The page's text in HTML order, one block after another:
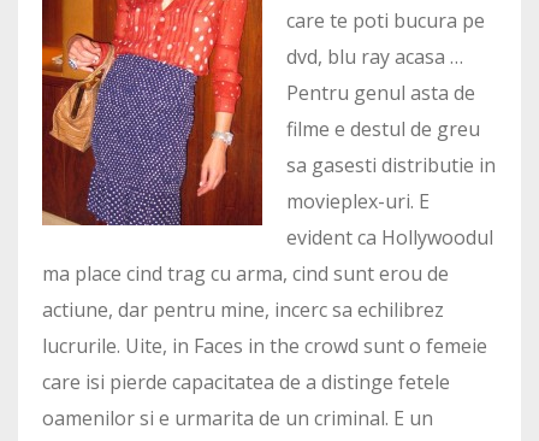
care te poti bucura pe
dvd, blu ray acasa …
Pentru genul asta de
filme e destul de greu
sa gasesti distributie in
movieplex-uri. E
evident ca Hollywoodul
ma place cind trag cu arma, cind sunt erou de
actiune, dar pentru mine, incerc sa echilibrez
lucrurile. Uite, in Faces in the crowd sunt o femeie
care isi pierde capacitatea de a distinge fetele
oamenilor si e urmarita de un criminal. E un